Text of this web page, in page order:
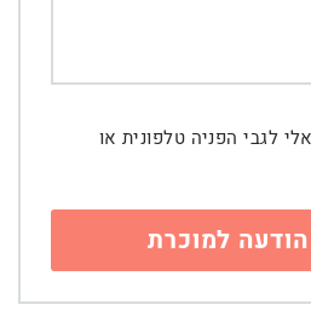
לגבי הפניה טלפונית או